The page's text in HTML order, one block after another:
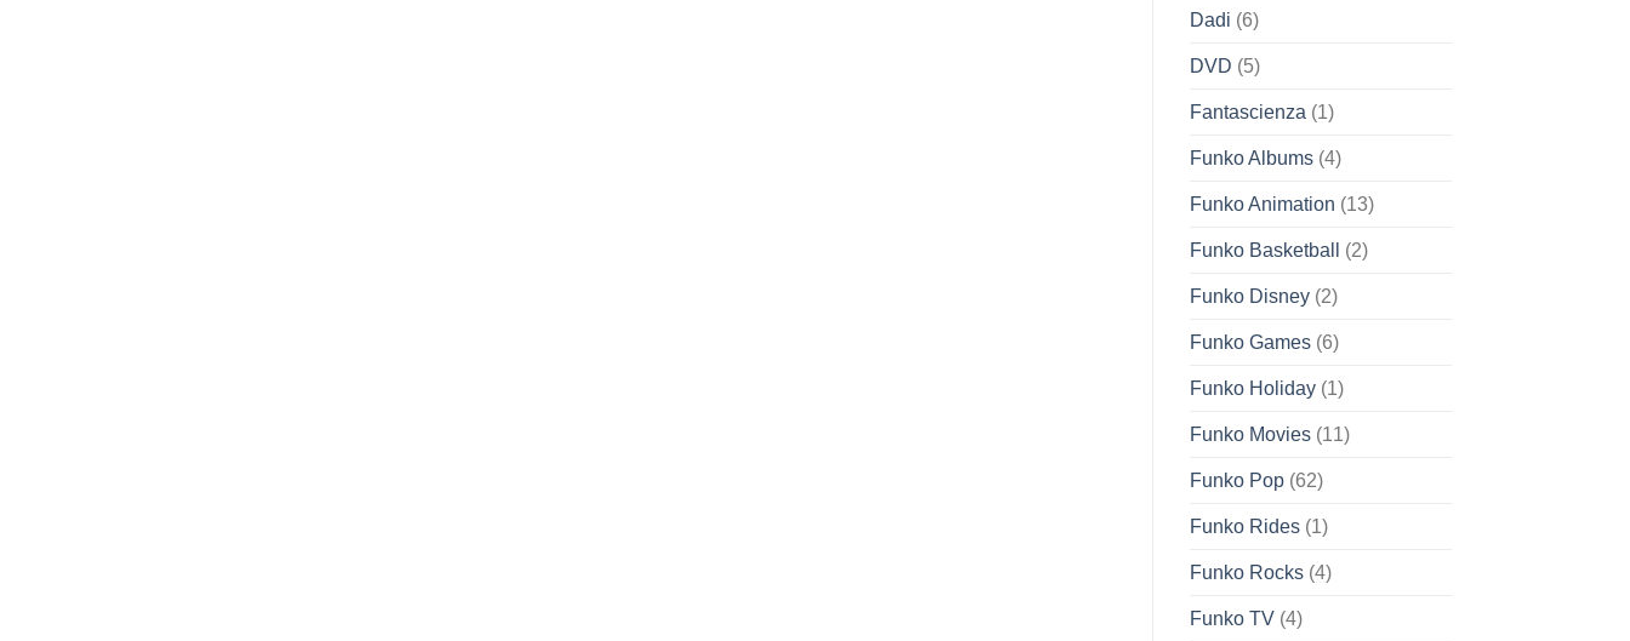
Dadi (6)
DVD (5)
Fantascienza (1)
Funko Albums(4)
Funko Animation (13)
Funko Basketball (2)
Funko Disney(2)
Funko Games(6)
Funko Holiday(1)
Funko Movies(11)
Funko Pop(62)
Funko Rides(1)
Funko Rocks(4)
Funko TV(4)